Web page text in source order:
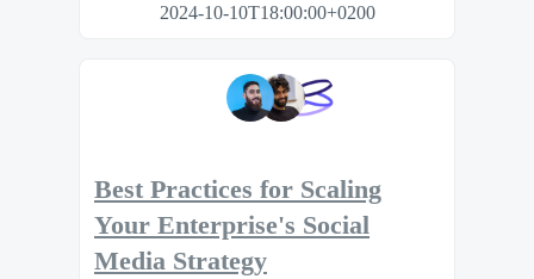
2024-10-10T18:00:00+0200
Best Practices for Scaling
Your Enterprise's Social
Media Strategy